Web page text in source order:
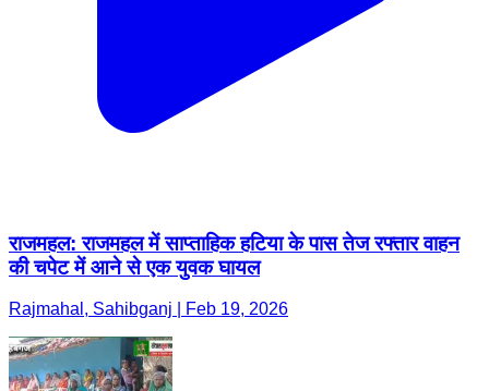
राजमहल: राजमहल में साप्ताहिक हटिया के पास तेज रफ्तार वाहन
की चपेट में आने से एक युवक घायल
Rajmahal, Sahibganj | Feb 19, 2026